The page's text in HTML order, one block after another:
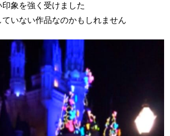
象を強く受けました
いない作品なのかもしれません